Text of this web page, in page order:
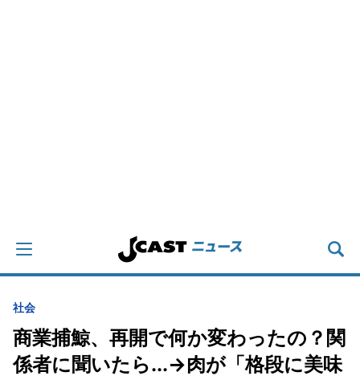
社会
商業捕鯨、再開で何か変わったの？関
係者に聞いたら...→肉が「格段に美味